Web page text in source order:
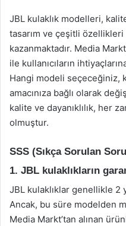
JBL kulaklık modelleri,
tasarım ve çeşitli
kazanmaktadır. Media
ile kullanıcıların
Hangi modeli seçeceğiniz,
amacınıza bağlı olarak
kalite ve dayanıklılık, her
olmuştur.
SSS (Sıkça Sorulan
1. JBL kulaklıkların
JBL kulaklıklar genellikle 2
Ancak, bu süre modelden
Media Markt’tan alınan